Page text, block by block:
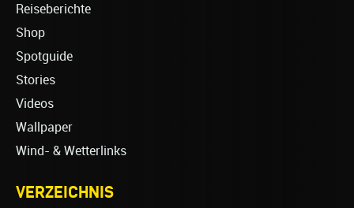
Reiseberichte
Shop
Spotguide
Stories
Videos
Wallpaper
Wind- & Wetterlinks
VERZEICHNIS